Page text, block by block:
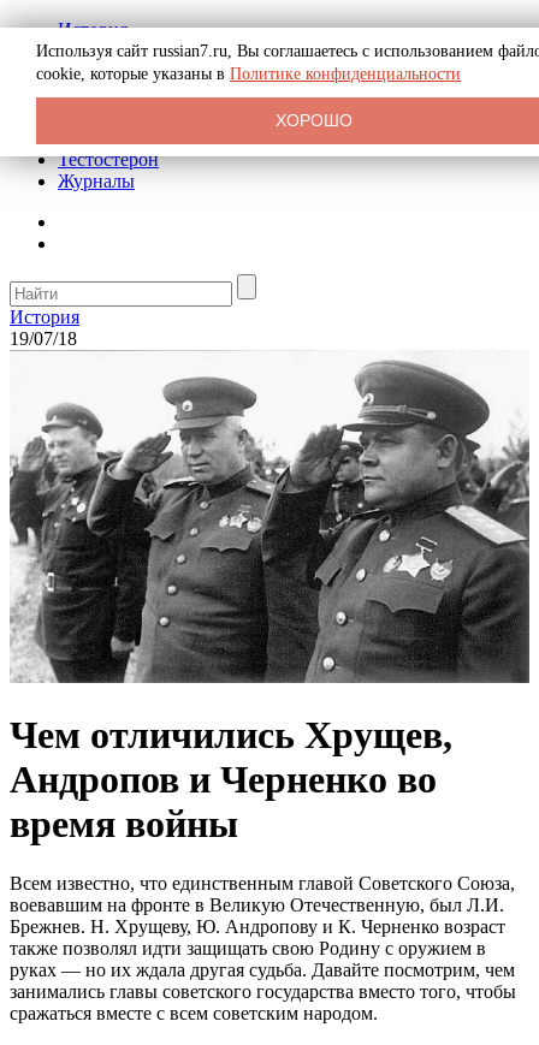
История
Биография
Криминал
Реклама на сайте
Тестостерон
Журналы
История
19/07/18
Чем отличились Хрущев,
Андропов и Черненко во
время войны
Всем известно, что единственным главой Советского Союза,
воевавшим на фронте в Великую Отечественную, был Л.И.
Брежнев. Н. Хрущеву, Ю. Андропову и К. Черненко возраст
также позволял идти защищать свою Родину с оружием в
руках — но их ждала другая судьба. Давайте посмотрим, чем
занимались главы советского государства вместо того, чтобы
сражаться вместе с всем советским народом.
Используя сайт russian7.ru, Вы соглашаетесь с использованием
cookie, которые указаны в Политике конфиденциальности
ХОРОШО